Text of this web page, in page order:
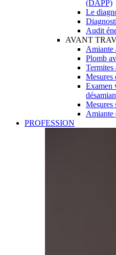
(DAPP)
Le
Audit
AVANT
Amiante
Plomb
Termites
Mesures
Examen
Mesures
Amiante
PROFESSION